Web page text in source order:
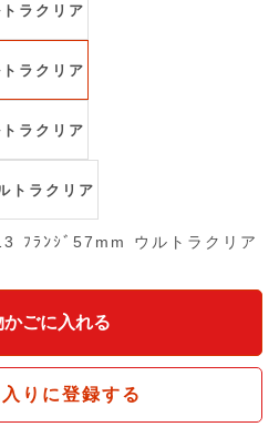
ラクリア
ラクリア
ラクリア
トラクリア
ﾌﾗﾝｼﾞ57mm ウルトラクリア
りに登録する